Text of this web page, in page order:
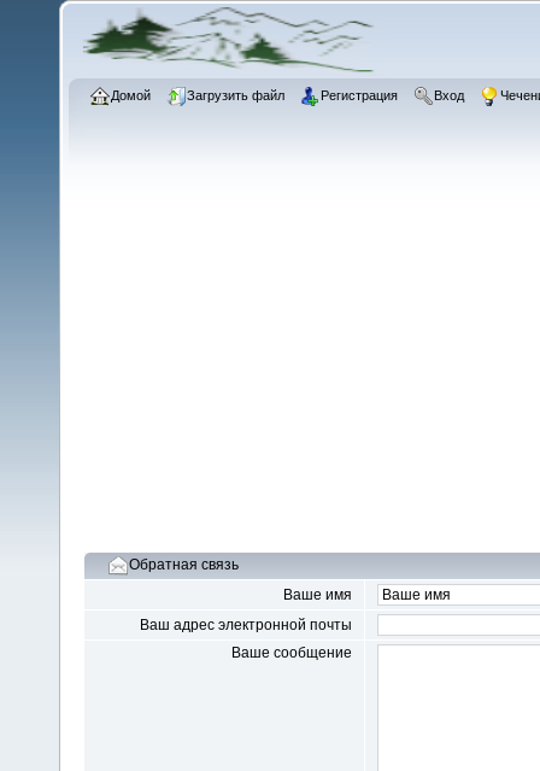
Домой Загрузить файл Регистрация Вход
Обратная связь
Ваше имя
Ваш адрес электронной почты
Ваше сообщение